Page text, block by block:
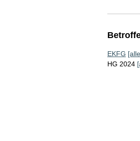
EKFG
HG 2024